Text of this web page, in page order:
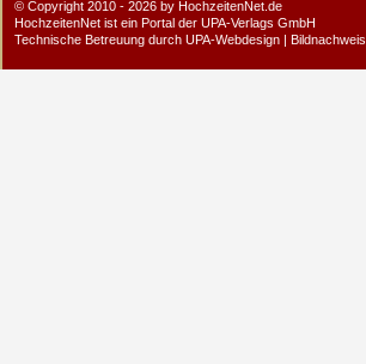
© Copyright 2010 - 2026 by HochzeitenNet.de
HochzeitenNet ist ein Portal der UPA-Verlags GmbH
Technische Betreuung durch UPA-Webdesign | Bildnachweis